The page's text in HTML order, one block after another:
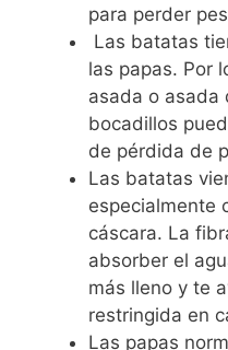
para perder
Las batatas
las papas. Por
asada o asada
bocadillos
de pérdida de
Las batatas
especialmente
cáscara. La
absorber el
más lleno y te
restringida en
Las papas